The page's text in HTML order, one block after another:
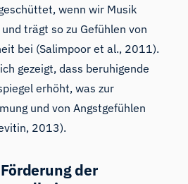
wenn wir Musik
trägt so zu Gefühlen von
bei (Salimpoor et al., 2011).
gezeigt, dass beruhigende
erhöht, was zur
und von Angstgefühlen
2013).
der